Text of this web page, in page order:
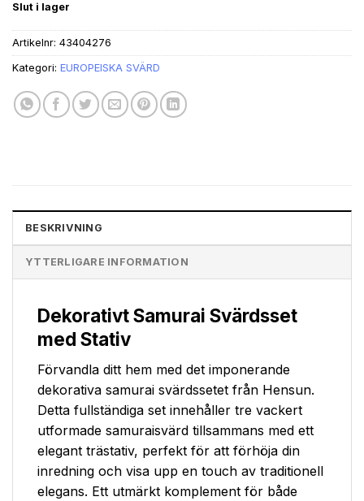
var:
kr1,991.43.
är:
kr1,488.83.
Slut i lager
Artikelnr: 43404276
Kategori: EUROPEISKA SVÄRD
BESKRIVNING
YTTERLIGARE INFORMATION
Dekorativt Samurai Svärdsset
med Stativ
Förvandla ditt hem med det imponerande
dekorativa samurai svärdssetet från Hensun.
Detta fullständiga set innehåller tre vackert
utformade samuraisvärd tillsammans med ett
elegant trästativ, perfekt för att förhöja din
inredning och visa upp en touch av traditionell
elegans. Ett utmärkt komplement för både